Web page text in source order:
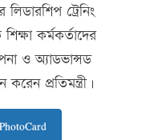
ট্রেনিং
কর্মকর্তাদের
ও অ্যাডভান্সড
প্রতিমন্ত্রী।